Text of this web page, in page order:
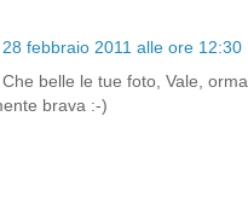
28 febbraio 2011 alle ore 12:30
belle le tue foto, Vale,
brava :-)